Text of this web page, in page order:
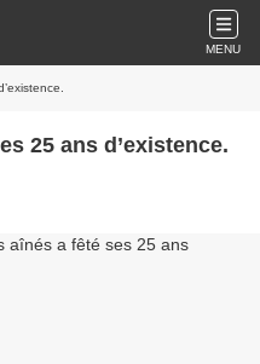
MENU
25 ans d’existence.